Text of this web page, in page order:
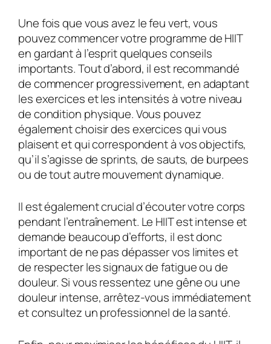
Une fois que vous avez le feu vert, vous
pouvez commencer votre programme de HIIT
en gardant à l’esprit quelques conseils
importants. Tout d’abord, il est recommandé
de commencer progressivement, en adaptant
les exercices et les intensités à votre niveau
de condition physique. Vous pouvez
également choisir des exercices qui vous
plaisent et qui correspondent à vos objectifs,
qu’il s’agisse de sprints, de sauts, de burpees
ou de tout autre mouvement dynamique.
Il est également crucial d’écouter votre corps
pendant l’entraînement. Le HIIT est intense et
demande beaucoup d’efforts, il est donc
important de ne pas dépasser vos limites et
de respecter les signaux de fatigue ou de
douleur. Si vous ressentez une gêne ou une
douleur intense, arrêtez-vous immédiatement
et consultez un professionnel de la santé.